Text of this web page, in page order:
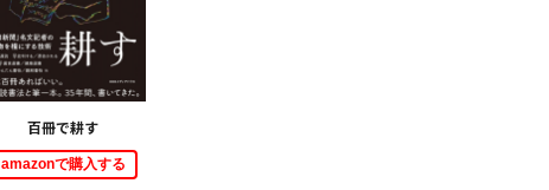
百冊で耕す
amazonで購入する